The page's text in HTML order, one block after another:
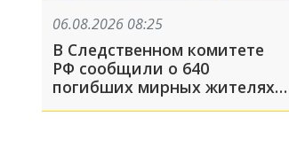
06.08.2026 08:25
В Следственном комитете
РФ сообщили о 640
погибших мирных жителях в
Курской области после атак